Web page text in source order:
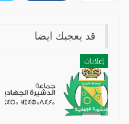
قد يعجبك ايضا
إعلانات